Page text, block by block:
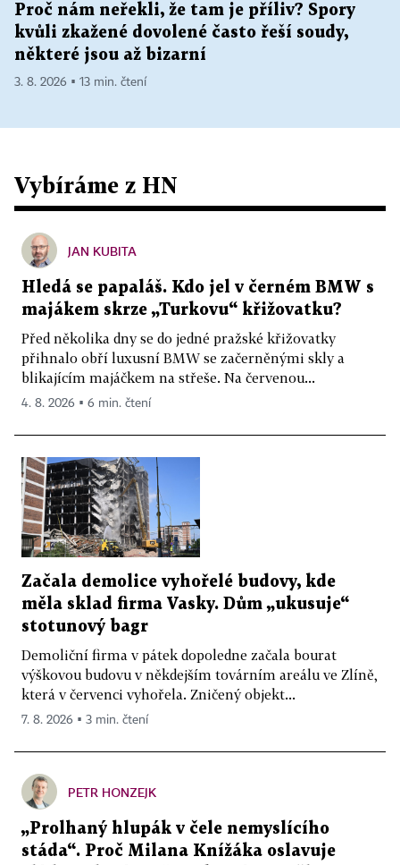
Proč nám neřekli, že tam je příliv? Spory
kvůli zkažené dovolené často řeší soudy,
některé jsou až bizarní
3. 8. 2026 ▪ 13 min. čtení
Vybíráme z HN
JAN KUBITA
Hledá se papaláš. Kdo jel v černém BMW s
majákem skrze „Turkovu“ křižovatku?
Před několika dny se do jedné pražské křižovatky
přihnalo obří luxusní BMW se začerněnými skly a
blikajícím majáčkem na střeše. Na červenou...
4. 8. 2026 ▪ 6 min. čtení
Začala demolice vyhořelé budovy, kde
měla sklad firma Vasky. Dům „ukusuje“
stotunový bagr
Demoliční firma v pátek dopoledne začala bourat
výškovou budovu v někdejším továrním areálu ve Zlíně,
která v červenci vyhořela. Zničený objekt...
7. 8. 2026 ▪ 3 min. čtení
PETR HONZEJK
„Prolhaný hlupák v čele nemyslícího
stáda“. Proč Milana Knížáka oslavuje